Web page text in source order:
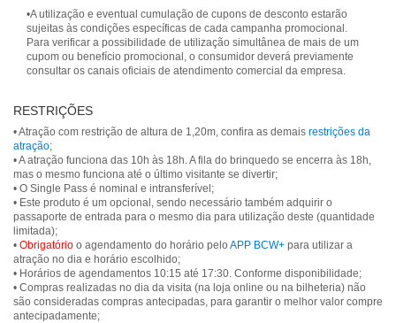
•A utilização e eventual cumulação de cupons de desconto estarão
sujeitas às condições específicas de cada campanha promocional.
Para verificar a possibilidade de utilização simultânea de mais de um
cupom ou benefício promocional, o consumidor deverá previamente
consultar os canais oficiais de atendimento comercial da empresa.
RESTRIÇÕES
• Atração com restrição de altura de 1,20m, confira as demais restrições da
atração;
• A atração funciona das 10h às 18h. A fila do brinquedo se encerra às 18h,
mas o mesmo funciona até o último visitante se divertir;
• O Single Pass é nominal e intransferível;
• Este produto é um opcional, sendo necessário também adquirir o
passaporte de entrada para o mesmo dia para utilização deste (quantidade
limitada);
• Obrigatório o agendamento do horário pelo APP BCW+ para utilizar a
atração no dia e horário escolhido;
• Horários de agendamentos 10:15 até 17:30. Conforme disponibilidade;
• Compras realizadas no dia da visita (na loja online ou na bilheteria) não
são consideradas compras antecipadas, para garantir o melhor valor compre
antecipadamente;